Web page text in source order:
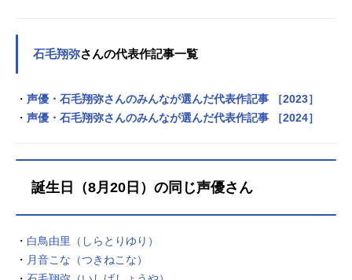
に使用できる唯一のは、森に棲む炎
とする火狩りたちの間で、あるうわ
さがささやかれていた。「最終戦争
前に打ち上げられ、永らく虚空を彷
るー」と。“千年彗星〈揺るる火〉を
狩った火狩りは、と呼ばれるだろ
う”紙漉きの村に生まれ、禁じられた
森に入って炎魔に襲われたところ
に生まれ、母を工場毒で失い、幼い
妹を抱えた煌四は“燠火の家”に身を寄
石毛翔弥さんの代表作記事一覧
・ 声優・石毛翔弥さんのみんなが選んだ代表作記事 ［2023］
・ 声優・石毛翔弥さんのみんなが選んだ代表作記事 ［2024］
誕生日（8月20日）の同じ声優さん
・ 白鳥由里（しらとりゆり）
・ 月音こな（つきねこな）